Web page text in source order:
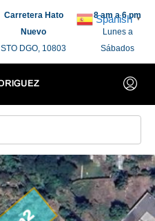
Carretera Hato
Nuevo
STO DGO, 10803
8 am a 6 pm
Lunes a
Sábados
Spanish ▼